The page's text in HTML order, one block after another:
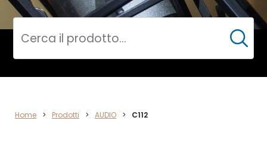
AUDIO
Cerca
Home > Prodotti > AUDIO > C112